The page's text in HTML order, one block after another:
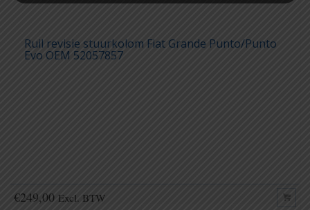
Ruil revisie stuurkolom Fiat Grande Punto/Punto
Evo OEM 52057857
€249,00 Excl. BTW